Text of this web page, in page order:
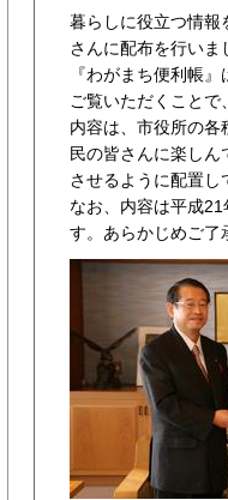
暮らしに役立つ情報
さんに配布を行いま
『わがまち便利帳
ご覧いただくこと
内容は、市役所の
民の皆さんに楽し
させるように配置し
なお、内容は平成
す。あらかじめご了